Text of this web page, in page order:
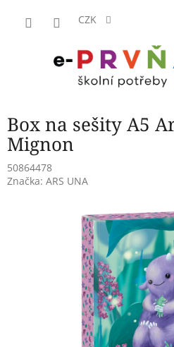
CZK
Box na sešity A5
Mignon
50864478
Značka: ARS UNA